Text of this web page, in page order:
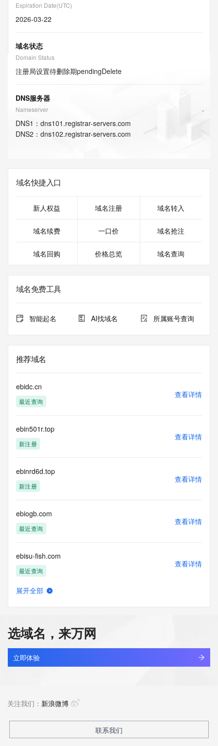
Expiration Date(UTC)
2026-03-22
域名状态
Domain Status
注册局设置待删除期pendingDelete
DNS服务器
Nameserver
DNS1 ： dns101.registrar-servers.com
DNS2 ： dns102.registrar-servers.com
域名快捷入口
新人权益 域名注册 域名转入
域名续费 一口价 域名抢注
域名回购 价格总览 域名查询
域名免费工具
智能起名 AI找域名 所属账号查询
推荐域名
ebidc.cn
最近查询
查看详情
ebin501r.top
新注册
查看详情
ebinrd6d.top
新注册
查看详情
ebiogb.com
最近查询
查看详情
ebisu-fish.com
最近查询
查看详情
ebiyyhs.com
新注册
查看详情
最近查询
展开全部
选域名，来万网
立即体验
关注我们： 新浪微博
联系我们